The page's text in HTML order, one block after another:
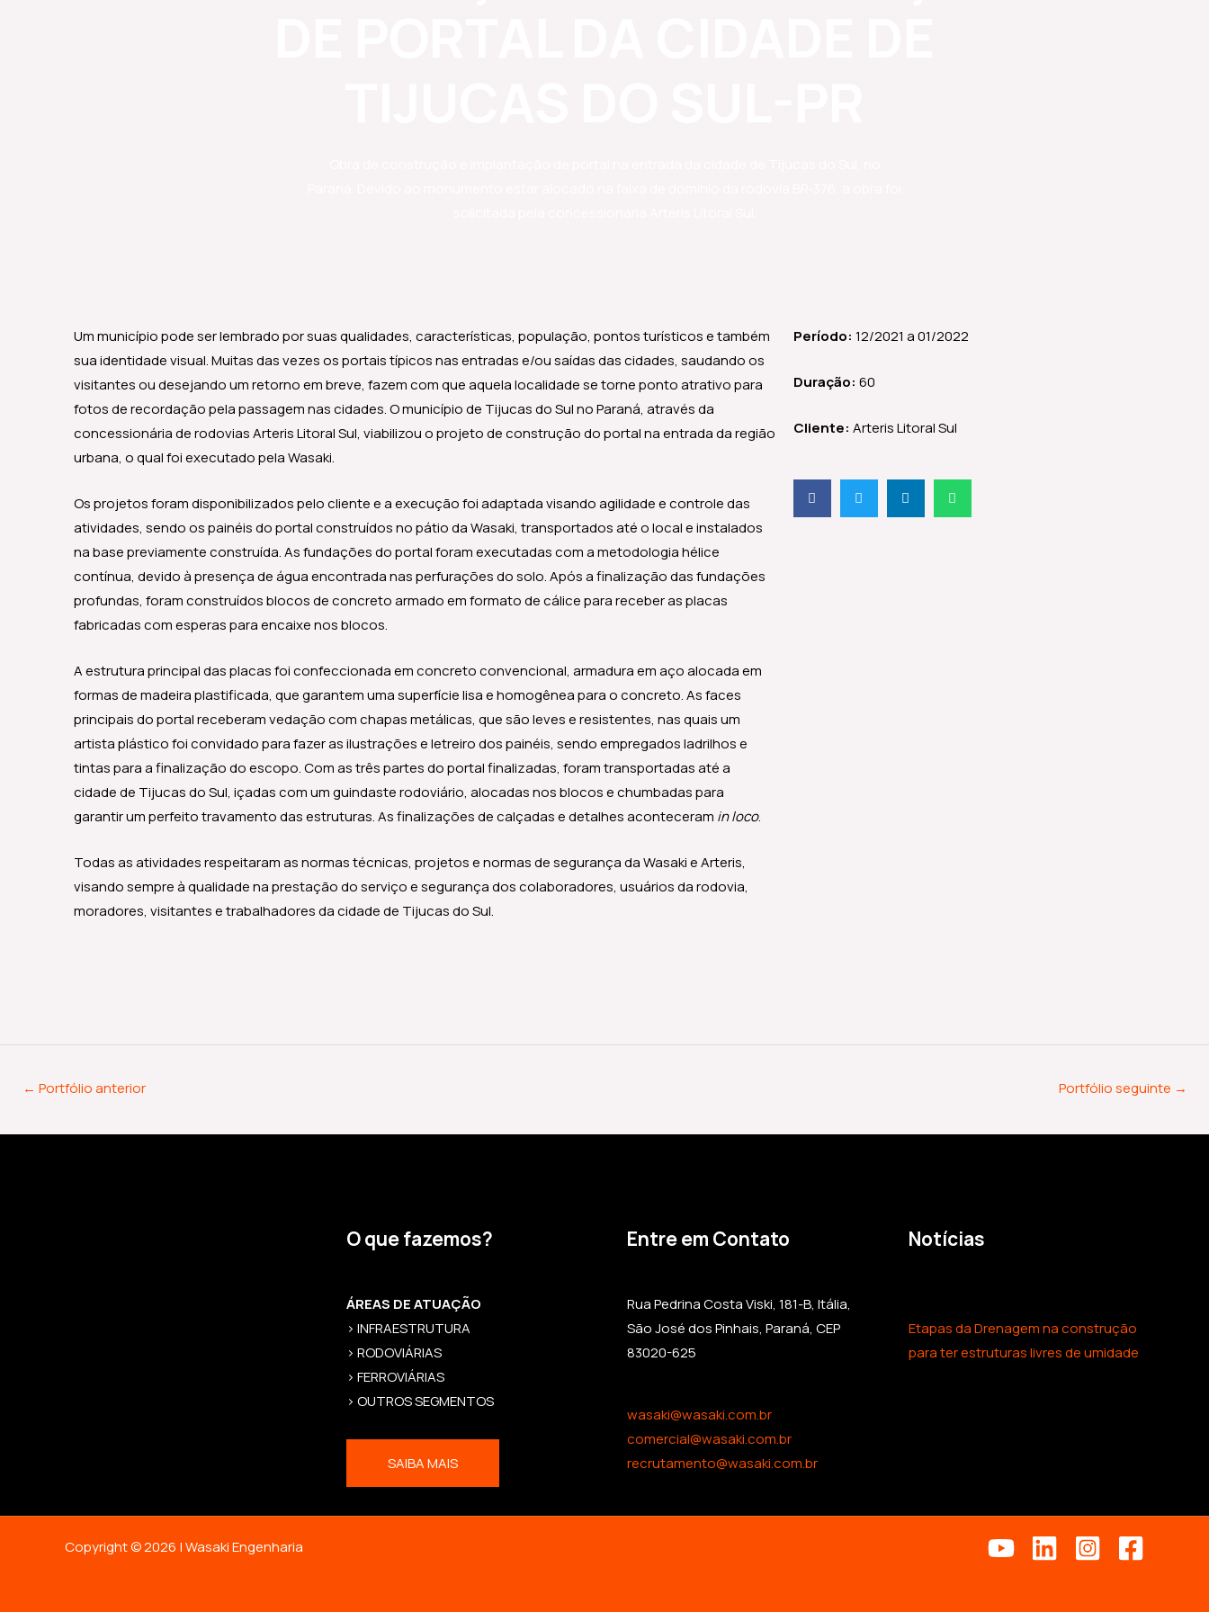
Um município pode ser lembrado por suas qualidades, características, população, pontos turísticos e também
sua identidade visual. Muitas das vezes os portais típicos nas entradas e/ou saídas das cidades, saudando os
visitantes ou desejando um retorno em breve, fazem com que aquela localidade se torne ponto atrativo para
fotos de recordação pela passagem nas cidades. O município de Tijucas do Sul no Paraná, através da
concessionária de rodovias Arteris Litoral Sul, viabilizou o projeto de construção do portal na entrada da região
urbana, o qual foi executado pela Wasaki.
Os projetos foram disponibilizados pelo cliente e a execução foi adaptada visando agilidade e controle das
atividades, sendo os painéis do portal construídos no pátio da Wasaki, transportados até o local e instalados
na base previamente construída. As fundações do portal foram executadas com a metodologia hélice
contínua, devido à presença de água encontrada nas perfurações do solo. Após a finalização das fundações
profundas, foram construídos blocos de concreto armado em formato de cálice para receber as placas
fabricadas com esperas para encaixe nos blocos.
A estrutura principal das placas foi confeccionada em concreto convencional, armadura em aço alocada em
formas de madeira plastificada, que garantem uma superfície lisa e homogênea para o concreto. As faces
principais do portal receberam vedação com chapas metálicas, que são leves e resistentes, nas quais um
artista plástico foi convidado para fazer as ilustrações e letreiro dos painéis, sendo empregados ladrilhos e
tintas para a finalização do escopo. Com as três partes do portal finalizadas, foram transportadas até a
cidade de Tijucas do Sul, içadas com um guindaste rodoviário, alocadas nos blocos e chumbadas para
garantir um perfeito travamento das estruturas. As finalizações de calçadas e detalhes aconteceram in loco.
Todas as atividades respeitaram as normas técnicas, projetos e normas de segurança da Wasaki e Arteris,
visando sempre à qualidade na prestação do serviço e segurança dos colaboradores, usuários da rodovia,
moradores, visitantes e trabalhadores da cidade de Tijucas do Sul.
Período: 12/2021 a 01/2022
Duração: 60
Cliente: Arteris Litoral Sul
← Portfólio anterior Portfólio seguinte →
O que fazemos?
ÁREAS DE ATUAÇÃO
> INFRAESTRUTURA
> RODOVIÁRIAS
> FERROVIÁRIAS
> OUTROS SEGMENTOS
SAIBA MAIS
Entre em Contato
Rua Pedrina Costa Viski, 181-B, Itália,
São José dos Pinhais, Paraná, CEP
83020-625
wasaki@wasaki.com.br
comercial@wasaki.com.br
recrutamento@wasaki.com.br
Notícias
Etapas da Drenagem na construção
para ter estruturas livres de umidade
Copyright © 2026 | Wasaki Engenharia